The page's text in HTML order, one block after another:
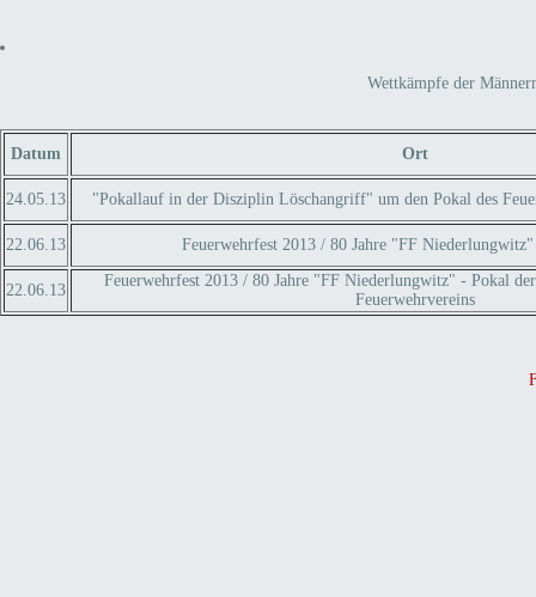
Wettkämpfe der
Datum Ort
24.05.13 "Pokallauf in der Disziplin Löschangriff" um den Pokal des
22.06.13 Feuerwehrfest 2013 / 80 Jahre "FF Niederlungwitz"
22.06.13
Feuerwehrfest 2013 / 80 Jahre "FF Niederlungwitz" - Pokal
Feuerwehrvereins